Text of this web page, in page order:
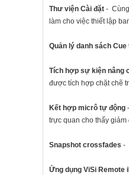
Thư viện Cài đặt -
làm cho việc thiết lập
Quản lý danh sách Cue
Tích hợp sự kiện nâng
được tích hợp chặt chẽ
Kết hợp micrô tự động
trực quan cho thấy giảm
Snapshot crossfades -
Ứng dụng ViSi Remote